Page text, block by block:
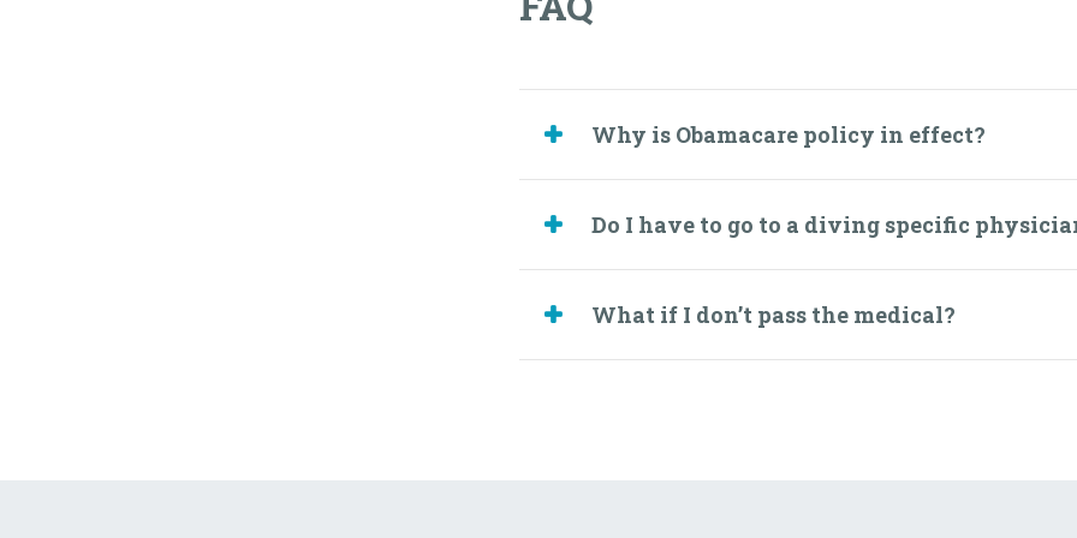
Why is Obamacare policy in effect?
Do I have to go to a diving specific
What if I don’t pass the medical?